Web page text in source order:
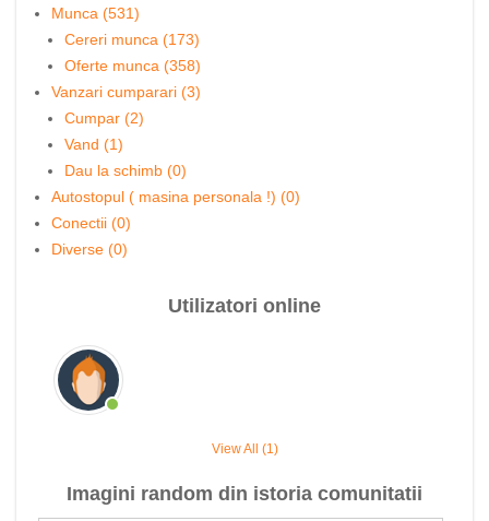
Munca (531)
Cereri munca (173)
Oferte munca (358)
Vanzari cumparari (3)
Cumpar (2)
Vand (1)
Dau la schimb (0)
Autostopul ( masina personala !) (0)
Conectii (0)
Diverse (0)
Utilizatori online
View All (1)
Imagini random din istoria comunitatii